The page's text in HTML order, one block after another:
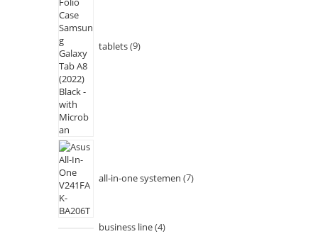
tablets 9
all-in-one systemen 7
business line 4